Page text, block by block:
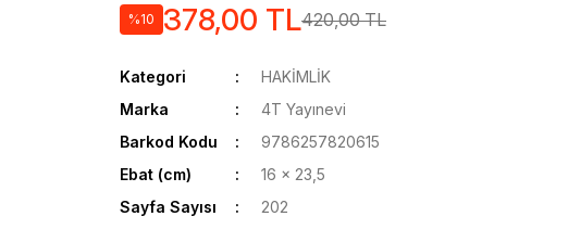
%10 378,00 TL420,00 TL
Kategori
HAKİMLİK
Marka
4T Yayınevi
Barkod Kodu
9786257820615
Ebat (cm)
16 x 23,5
Sayfa Sayısı
202